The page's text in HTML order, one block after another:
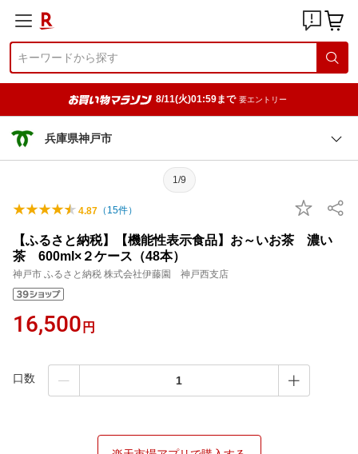
8/11(火)01:59まで 要エントリー
兵庫県神戸市
1/9
4.87 （ 15件）
【ふるさと納税】【機能性表示食品】お～いお茶 濃い
茶 600ml×２ケース（48本）
神戸市 ふるさと納税 株式会社伊藤園 神戸西支店
16,500 円
口数